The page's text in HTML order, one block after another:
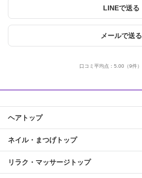
LINEで送る
メールで送る
口コミ平均点： 5.00 （9件）
ヘアトップ
ネイル・まつげトップ
リラク・マッサージトップ